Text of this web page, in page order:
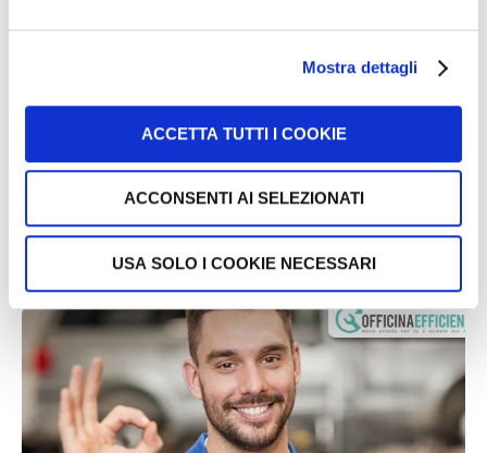
Mostra dettagli
ACCETTA TUTTI I COOKIE
ACCONSENTI AI SELEZIONATI
USA SOLO I COOKIE NECESSARI
AGGIORNATO
ARTICOLI CHE TI POTREBBERO INTERESSARE: